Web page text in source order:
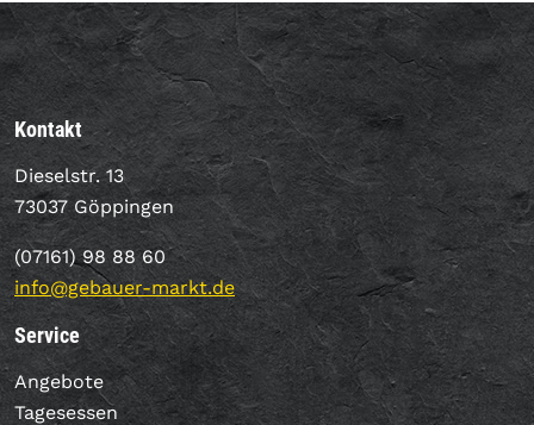
Kontakt
Dieselstr. 13
73037 Göppingen
(07161) 98 88 60
info@gebauer-markt.de
Service
Angebote
Tagesessen